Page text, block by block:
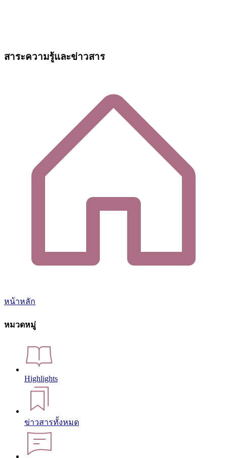
สาระความรู้และข่าวสาร
หน้าหลัก
หมวดหมู่
Highlights
ข่าวสารทั้งหมด